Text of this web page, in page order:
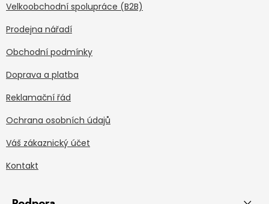
Velkoobchodní spolupráce (B2B)
Prodejna nářadí
Obchodní podmínky
Doprava a platba
Reklamační řád
Ochrana osobních údajů
Váš zákaznický účet
Kontakt